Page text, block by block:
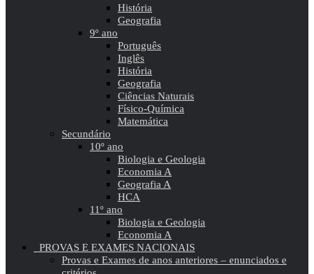
História
Geografia
9º ano
Português
Inglês
História
Geografia
Ciências Naturais
Físico-Química
Matemática
Secundário
10º ano
Biologia e Geologia
Economia A
Geografia A
HCA
11º ano
Biologia e Geologia
Economia A
PROVAS E EXAMES NACIONAIS
Provas e Exames de anos anteriores – enunciados e